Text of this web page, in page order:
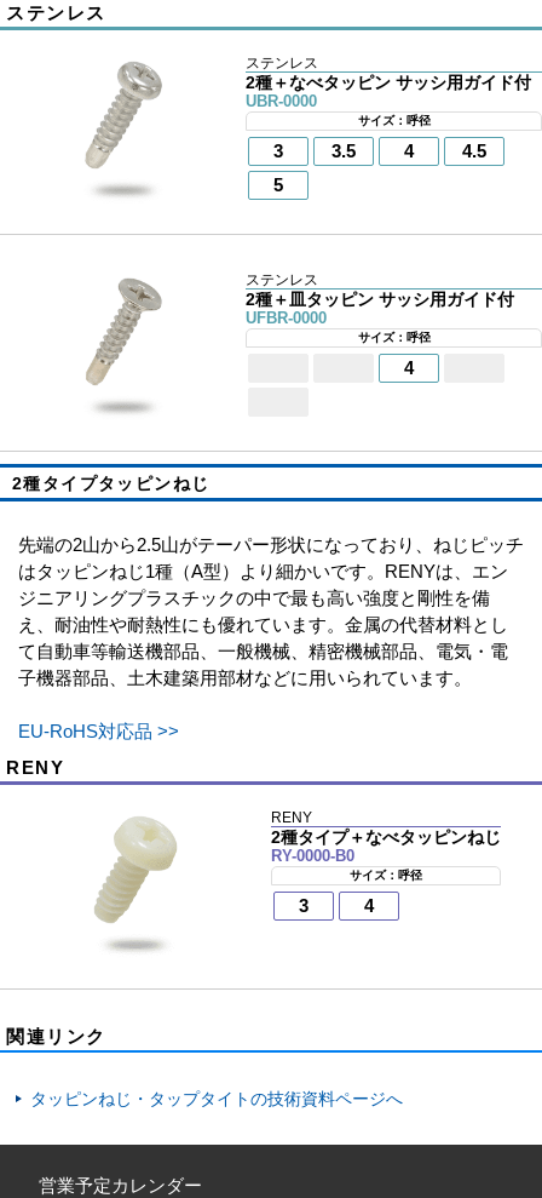
ステンレス
ステンレス
2種＋なべタッピン サッシ用ガイド付
UBR-0000
サイズ：呼径
3 3.5 4
4.5
5
ステンレス
2種＋皿タッピン サッシ用ガイド付
UFBR-0000
サイズ：呼径
4
2種タイプタッピンねじ
先端の2山から2.5山がテーパー形状になっており、ねじピッチ
はタッピンねじ1種（A型）より細かいです。RENYは、エン
ジニアリングプラスチックの中で最も高い強度と剛性を備
え、耐油性や耐熱性にも優れています。金属の代替材料とし
て自動車等輸送機部品、一般機械、精密機械部品、電気・電
子機器部品、土木建築用部材などに用いられています。
EU-RoHS対応品 >>
RENY
RENY
2種タイプ＋なべタッピンねじ
RY-0000-B0
サイズ：呼径
3 4
関連リンク
タッピンねじ・タップタイトの技術資料ページへ
営業予定カレンダー